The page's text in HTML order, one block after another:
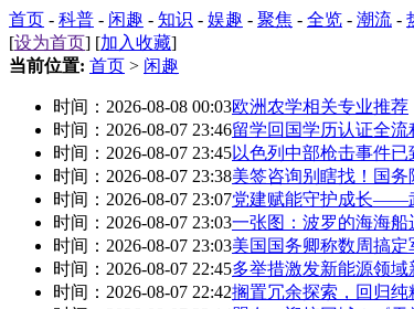
首页 - 科普 - 闲趣 - 知识 - 娱趣 - 聚焦 - 全览 - 潮流 -
[设为首页] [加入收藏]
当前位置: 首页 > 闲趣
时间：2026-08-08 00:03欧洲农学相关专业推荐
时间：2026-08-07 23:46留学回国学历认证全流
时间：2026-08-07 23:45以色列中部枪击事件已
时间：2026-08-07 23:38美签咨询别瞎找！国
时间：2026-08-07 23:07党建赋能守护成长——
时间：2026-08-07 23:03一张图：波罗的海海
时间：2026-08-07 23:03美国国务卿称数周搞
时间：2026-08-07 22:45多举措激发新能源领
时间：2026-08-07 22:42搁置冗余探索，回归纯